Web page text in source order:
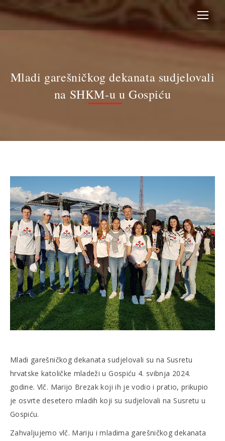
Mladi garešničkog dekanata sudjelovali
na SHKM-u u Gospiću
Mladi garešničkog dekanata sudjelovali su na Susretu
hrvatske katoličke mladeži u Gospiću 4. svibnja 2024.
godine. Vlč. Marijo Brezak koji ih je vodio i pratio, prikupio
je osvrte desetero mladih koji su sudjelovali na Susretu u
Gospiću.
Zahvaljujemo vlč. Mariju i mladima garešničkog dekanata